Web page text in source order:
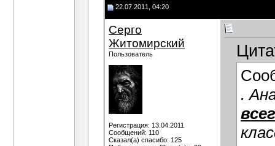
22.07.2011, 04:20
Серго
Житомирский
Пользователь
Регистрация: 13.04.2011
Сообщений: 110
Сказал(а) спасибо: 125
.